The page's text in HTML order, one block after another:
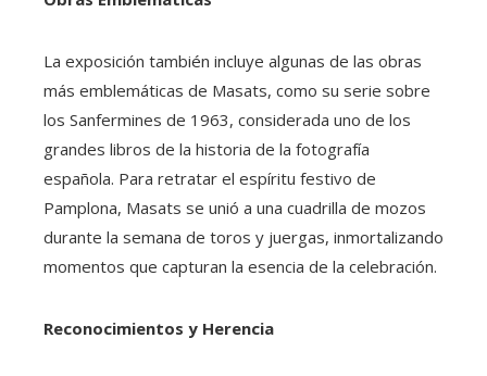
La exposición también incluye algunas de las obras
más emblemáticas de Masats, como su serie sobre
los Sanfermines de 1963, considerada uno de los
grandes libros de la historia de la fotografía
española. Para retratar el espíritu festivo de
Pamplona, Masats se unió a una cuadrilla de mozos
durante la semana de toros y juergas, inmortalizando
momentos que capturan la esencia de la celebración.
Reconocimientos y Herencia